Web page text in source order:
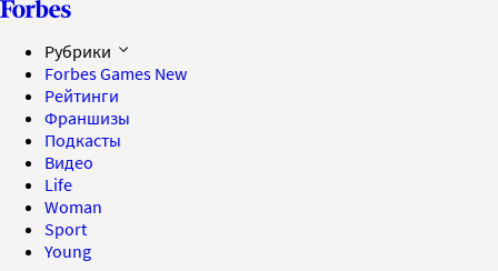
Рубрики
Forbes Games New
Рейтинги
Франшизы
Подкасты
Видео
Life
Woman
Sport
Young